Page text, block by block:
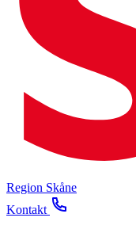
Region Skåne
Kontakt